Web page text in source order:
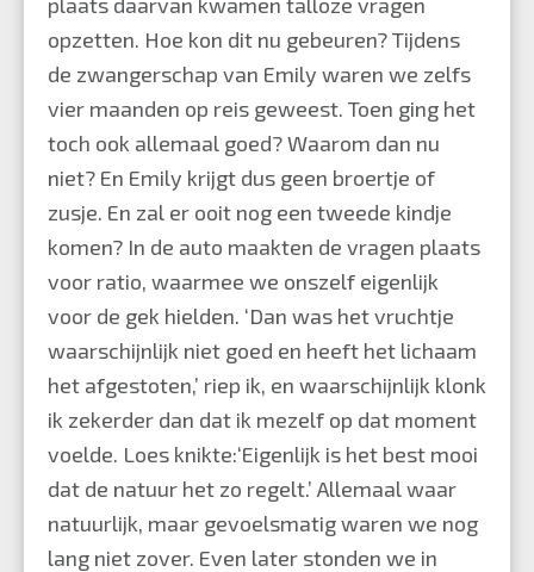
opzetten. Hoe kon dit nu gebeuren? Tijdens
de zwangerschap van Emily waren we zelfs
vier maanden op reis geweest. Toen ging het
toch ook allemaal goed? Waarom dan nu
niet? En Emily krijgt dus geen broertje of
zusje. En zal er ooit nog een tweede kindje
komen? In de auto maakten de vragen plaats
voor ratio, waarmee we onszelf eigenlijk
voor de gek hielden. ‘Dan was het vruchtje
waarschijnlijk niet goed en heeft het lichaam
het afgestoten,’ riep ik, en waarschijnlijk klonk
ik zekerder dan dat ik mezelf op dat moment
voelde. Loes knikte:‘Eigenlijk is het best mooi
dat de natuur het zo regelt.’ Allemaal waar
natuurlijk, maar gevoelsmatig waren we nog
lang niet zover. Even later stonden we in